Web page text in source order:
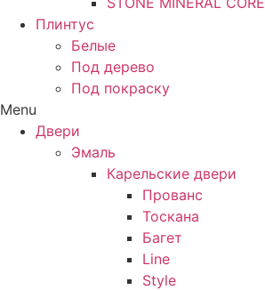
Плинтус
Белые
Под дерево
Под покраску
Menu
Двери
Эмаль
Карельские двери
Прованc
Тоскана
Багет
Line
Style